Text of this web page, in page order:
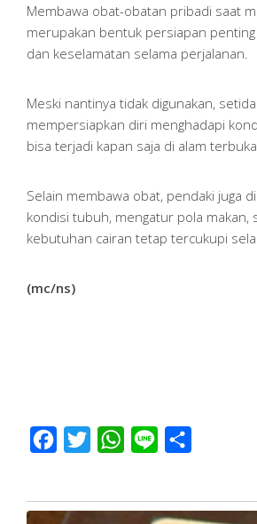
Membawa obat-obatan pribadi saat
merupakan bentuk persiapan
dan keselamatan selama perjalanan.
Meski nantinya tidak digunakan,
mempersiapkan diri menghadapi
bisa terjadi kapan saja di alam
Selain membawa obat, pendaki juga
kondisi tubuh, mengatur pola makan,
kebutuhan cairan tetap tercukupi
(mc/ns)
Facebook
Twitter WhatsApp
Line